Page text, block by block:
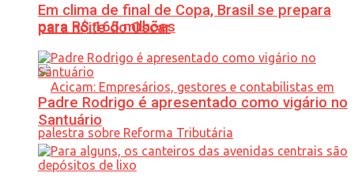
para R$ 165 milhões
Em clima de final de Copa, Brasil se prepara
para noite do Oscar
Padre Rodrigo é apresentado como vigário no
Santuário